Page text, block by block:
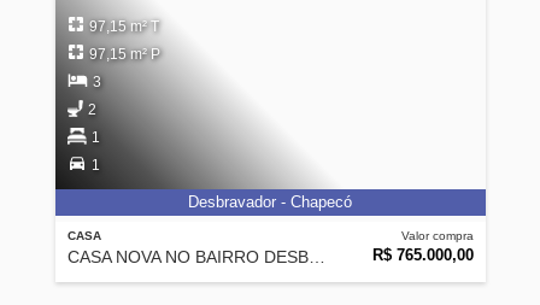
CASA
CASA NOVA NO BAIRRO DESBRAVADOR
Valor compra
R$ 765.000,00
97,15 m² T
97,15 m² P
3
2
1
1
Desbravador - Chapecó